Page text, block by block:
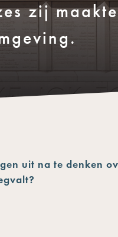
zij
uit na te denken